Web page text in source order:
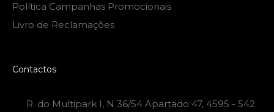
Política Campanhas Promocionais
Livro de Reclamações
Contactos
R. do Multipark I, N 36/54 Apartado 47, 4595 - 542